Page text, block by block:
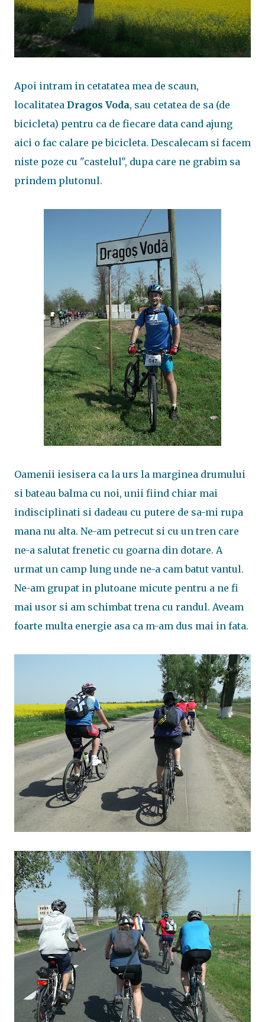
Apoi intram in cetatatea mea de scaun,
localitatea Dragos Voda, sau cetatea de sa (de
bicicleta) pentru ca de fiecare data cand ajung
aici o fac calare pe bicicleta. Descalecam si facem
niste poze cu "castelul", dupa care ne grabim sa
prindem plutonul.
Oamenii iesisera ca la urs la marginea drumului
si bateau balma cu noi, unii fiind chiar mai
indisciplinati si dadeau cu putere de sa-mi rupa
mana nu alta. Ne-am petrecut si cu un tren care
ne-a salutat frenetic cu goarna din dotare. A
urmat un camp lung unde ne-a cam batut vantul.
Ne-am grupat in plutoane micute pentru a ne fi
mai usor si am schimbat trena cu randul. Aveam
foarte multa energie asa ca m-am dus mai in fata.